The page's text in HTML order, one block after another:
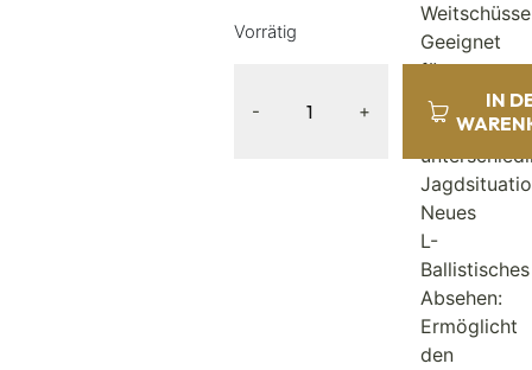
Vorrätig
- +
IN
Geeignet
für
sehr
viele
Neues
L-
Ballistisches
Absehen:
Ermöglicht
den